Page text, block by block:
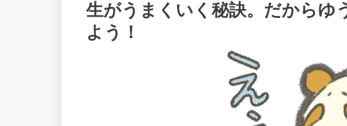
生がうまくいく秘訣。だからゆ
よう！